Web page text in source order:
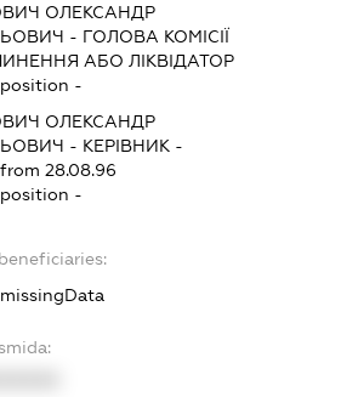
ОЛЕКСАНДР
- ГОЛОВА КОМІСІЇ
АБО ЛІКВІДАТОР
-
ОЛЕКСАНДР
- КЕРІВНИК -
28.08.96
-